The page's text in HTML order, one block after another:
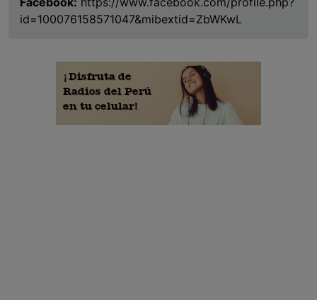
id=100076158571047&mibextid=ZbWKwL